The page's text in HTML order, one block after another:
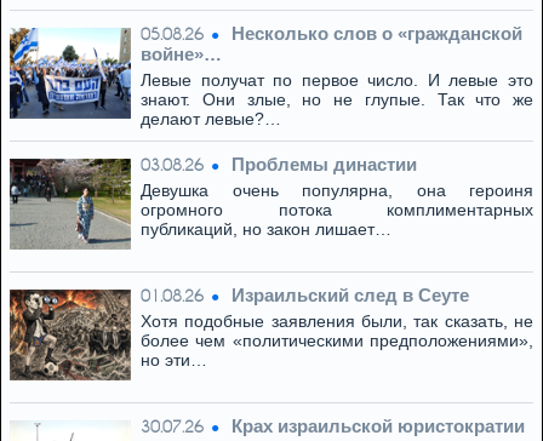
05.08.26
Несколько слов о «гражданской
войне»…
Левые получат по первое число. И левые это
знают. Они злые, но не глупые. Так что же
делают левые?…
03.08.26 Проблемы династии
Девушка очень популярна, она героиня
огромного потока комплиментарных
публикаций, но закон лишает…
01.08.26 Израильский след в Сеуте
Хотя подобные заявления были, так сказать, не
более чем «политическими предположениями»,
но эти…
30.07.26 Крах израильской юристократии